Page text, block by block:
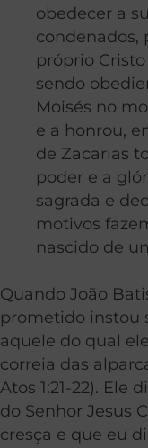
obedecer a
condenados,
próprio
sendo
Moisés no
e a honrou,
de Zacarias
poder e a
sagrada e
motivos
nascido de
Quando João
prometido instou
aquele do qual
correia das
Atos 1:21-22). Ele
do Senhor Jesus
cresça e que eu